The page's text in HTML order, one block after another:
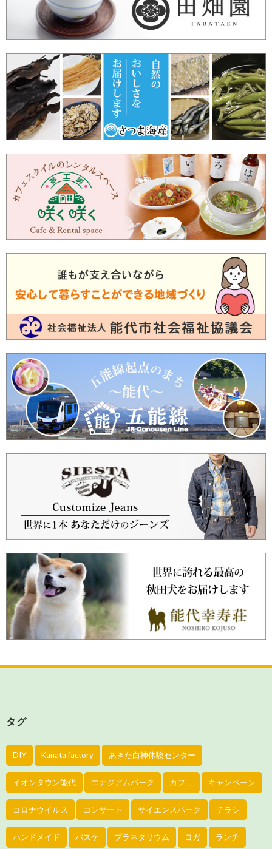
タグ
DIY Kanata factory あきた白神体験センター
イオンタウン能代 エナジアムパーク カフェ キャンペーン
コロナウイルス コンサート サイエンスパーク チラシ
ハンドメイド バスケ プラネタリウム ヨガ ランチ